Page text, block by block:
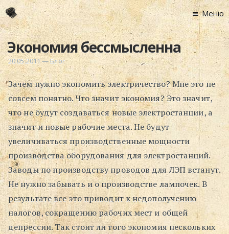
Главная
Новости
Графоманство
* Автотекст
*
* Хронограф
Арт-Рецензии
* Слушать
* Смотреть
* Читать
* По жизни
Блог
⋅
Меню
Экономия бессмысленна
20.05.2011—Блог
Зачем нужно экономить электричество? Мне это не
совсем понятно. Что значит экономия? Это значит,
что не будут создаваться новые электростанции, а
значит и новые рабочие места. Не будут
увеличиваться производственные мощности
производства оборудования для электростанций.
Заводы по производству проводов для ЛЭП встанут.
Не нужно забывать и о производстве лампочек. В
результате все это приводит к недополучению
налогов, сокращению рабочих мест и общей
депрессии. Так стоит ли того экономия нескольких